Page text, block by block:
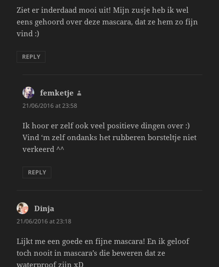
Ziet er inderdaad mooi uit! Mijn zusje heb ik wel
eens gehoord over deze mascara, dat ze hem zo fijn
vind :)
REPLY
femketje
21/06/2016 at 23:58
Ik hoor er zelf ook veel positieve dingen over :)
Vind ‘m zelf ondanks het rubberen borsteltje niet
verkeerd ^^
REPLY
Dinja
21/06/2016 at 23:18
Lijkt me een goede en fijne mascara! En ik geloof
toch nooit in mascara’s die beweren dat ze
waterproof zijn xD